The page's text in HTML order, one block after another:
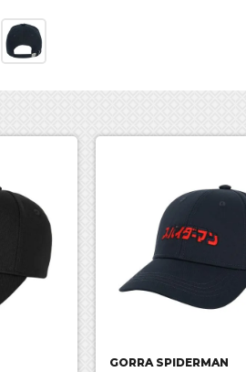
GORRA SPIDERMAN